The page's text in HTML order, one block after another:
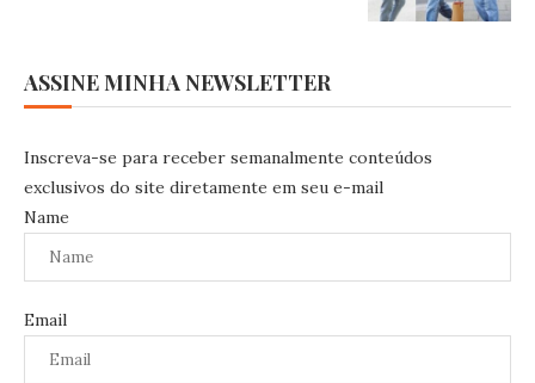
ASSINE MINHA NEWSLETTER
Inscreva-se para receber semanalmente conteúdos
exclusivos do site diretamente em seu e-mail
Name
Email